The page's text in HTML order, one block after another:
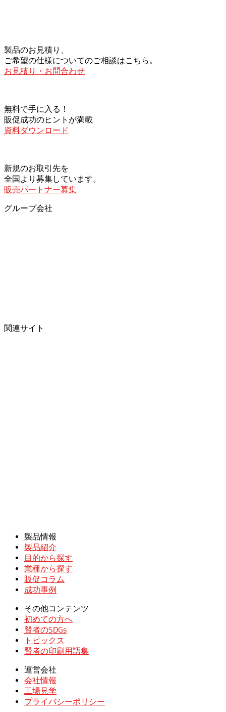
製品のお見積り、
ご希望の仕様についてのご相談はこちら。
お見積り・お問合わせ
無料で手に入る！
販促成功のヒントが満載
資料ダウンロード
新規のお取引先を
全国より募集しています。
販売パートナー募集
グループ会社
関連サイト
製品情報
製品紹介
目的から探す
業種から探す
販促コラム
成功事例
その他コンテンツ
初めての方へ
賢者のSDGs
トピックス
賢者の印刷用語集
運営会社
会社情報
工場見学
プライバシーポリシー